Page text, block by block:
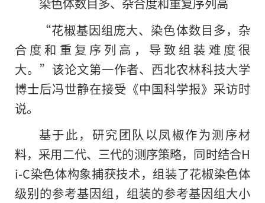
“花椒基因组庞大、染色体数目多，杂
合度和重复序列高，导致组装难度很
大。”该论文第一作者、西北农林科技大学
博士后冯世静在接受《中国科学报》采访时
说。
基于此，研究团队以凤椒作为测序材
料，采用二代、三代的测序策略，同时结合H
i-C染色体构象捕获技术，组装了花椒染色体
级别的参考基因组，组装的参考基因组大小